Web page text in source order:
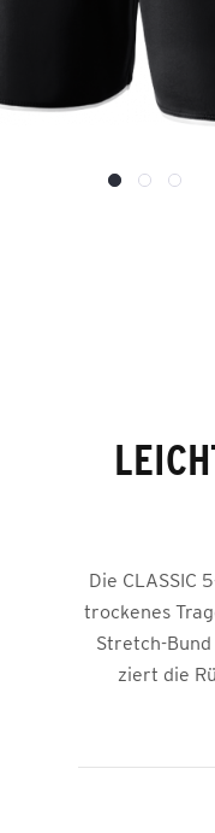
Die CLASSIC
trockenes
Stretch-
ziert die